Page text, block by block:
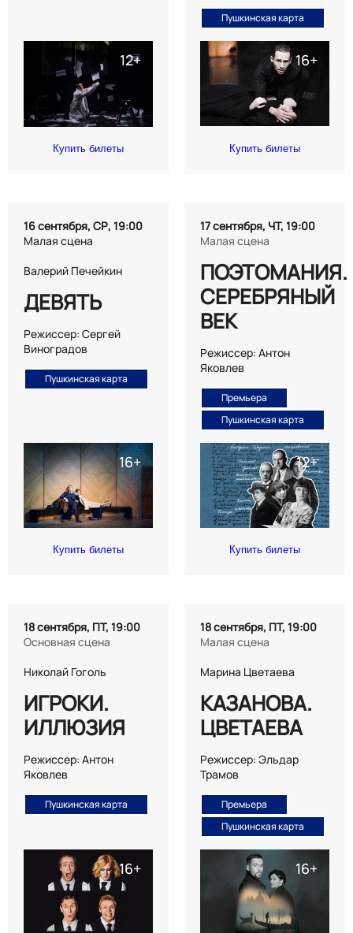
Купить билеты
Пушкинская карта
Купить билеты
16 сентября, СР, 19:00
Малая сцена
Валерий Печейкин
ДЕВЯТЬ
Режиссер: Сергей
Виноградов
Пушкинская карта
Купить билеты
17 сентября, ЧТ, 19:00
Малая сцена
ПОЭТОМАНИЯ.
СЕРЕБРЯНЫЙ
ВЕК
Режиссер: Антон
Яковлев
Премьера
Пушкинская карта
Купить билеты
18 сентября, ПТ, 19:00
Основная сцена
Николай Гоголь
ИГРОКИ.
ИЛЛЮЗИЯ
Режиссер: Антон
Яковлев
Пушкинская карта
18 сентября, ПТ, 19:00
Малая сцена
Марина Цветаева
КАЗАНОВА.
ЦВЕТАЕВА
Режиссер: Эльдар
Трамов
Премьера
Пушкинская карта